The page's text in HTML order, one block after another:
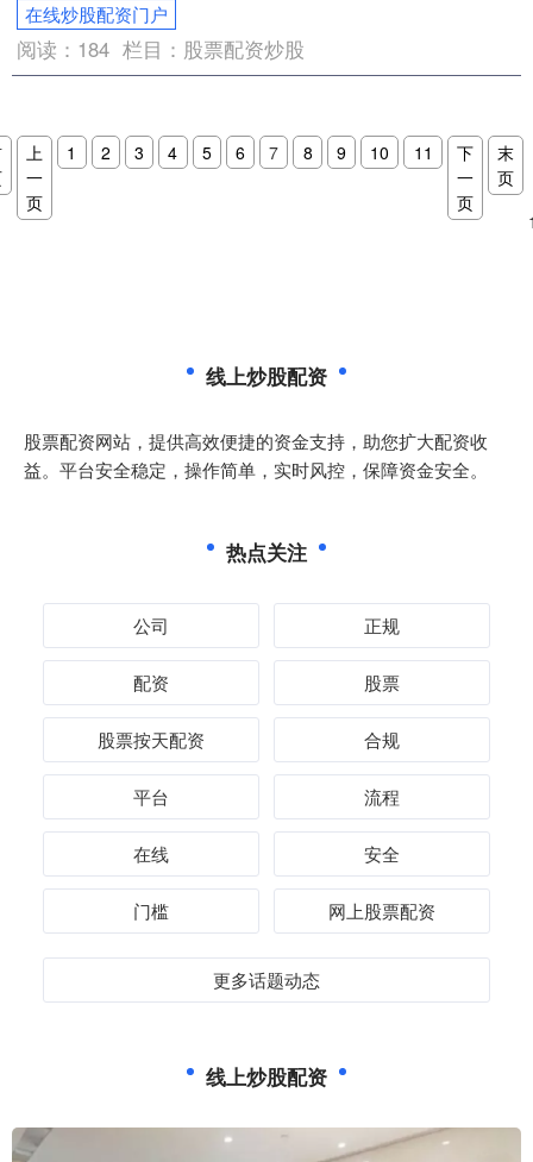
在线炒股配资门户
阅读： 184 栏目： 股票配资炒股
上
一
页
1 2 3 4 5 6 7 8 9 10 11
下
一
页
末
页
线上炒股配资
股票配资网站，提供高效便捷的资金支持，助您扩大配资收
益。平台安全稳定，操作简单，实时风控，保障资金安全。
热点关注
公司 正规
配资 股票
股票按天配资 合规
平台 流程
在线 安全
门槛 网上股票配资
更多话题动态
线上炒股配资